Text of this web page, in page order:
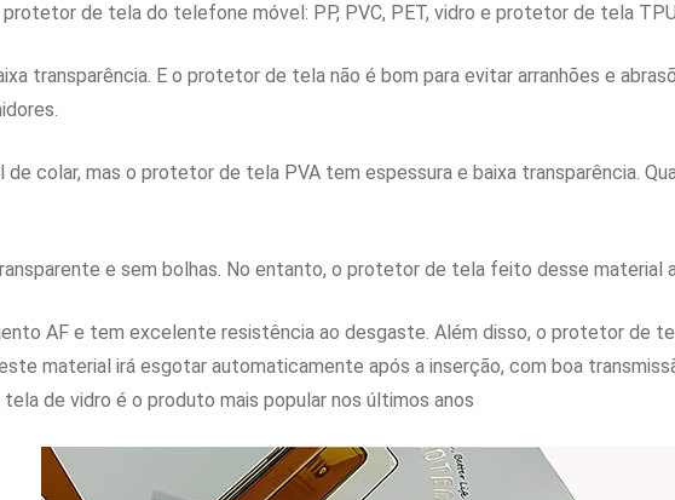
de tela do telefone móvel: PP, PVC, PET, vidro e protetor de tela
transparência. E o protetor de tela não é bom para evitar arranhões e
colar, mas o protetor de tela PVA tem espessura e baixa transparência.
e sem bolhas. No entanto, o protetor de tela feito desse material
AF e tem excelente resistência ao desgaste. Além disso, o protetor de
material irá esgotar automaticamente após a inserção, com boa
de vidro é o produto mais popular nos últimos anos